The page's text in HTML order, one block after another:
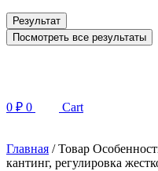
Результат
Посмотреть все результаты
0 ₽ 0 Cart
Главная / Товар
кантинг, регулировка